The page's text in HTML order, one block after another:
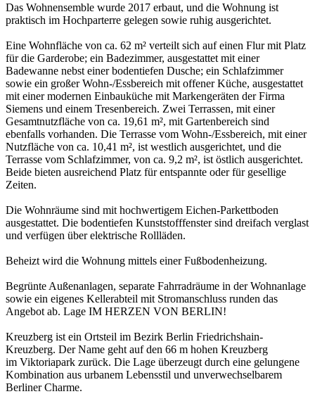
Das Wohnensemble wurde 2017 erbaut, und die Wohnung ist
praktisch im Hochparterre gelegen sowie ruhig ausgerichtet.
Eine Wohnfläche von ca. 62 m² verteilt sich auf einen Flur mit Platz
für die Garderobe; ein Badezimmer, ausgestattet mit einer
Badewanne nebst einer bodentiefen Dusche; ein Schlafzimmer
sowie ein großer Wohn-/Essbereich mit offener Küche, ausgestattet
mit einer modernen Einbauküche mit Markengeräten der Firma
Siemens und einem Tresenbereich. Zwei Terrassen, mit einer
Gesamtnutzfläche von ca. 19,61 m², mit Gartenbereich sind
ebenfalls vorhanden. Die Terrasse vom Wohn-/Essbereich, mit einer
Nutzfläche von ca. 10,41 m², ist westlich ausgerichtet, und die
Terrasse vom Schlafzimmer, von ca. 9,2 m², ist östlich ausgerichtet.
Beide bieten ausreichend Platz für entspannte oder für gesellige
Zeiten.
Die Wohnräume sind mit hochwertigem Eichen-Parkettboden
ausgestattet. Die bodentiefen Kunststofffenster sind dreifach verglast
und verfügen über elektrische Rollläden.
Beheizt wird die Wohnung mittels einer Fußbodenheizung.
Begrünte Außenanlagen, separate Fahrradräume in der Wohnanlage
sowie ein eigenes Kellerabteil mit Stromanschluss runden das
Angebot ab. Lage IM HERZEN VON BERLIN!
Kreuzberg ist ein Ortsteil im Bezirk Berlin Friedrichshain-
Kreuzberg. Der Name geht auf den 66 m hohen Kreuzberg
im Viktoriapark zurück. Die Lage überzeugt durch eine gelungene
Kombination aus urbanem Lebensstil und unverwechselbarem
Berliner Charme.